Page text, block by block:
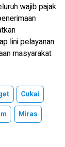
wajib pajak
lini pelayanan
masyarakat
Cukai
Miras